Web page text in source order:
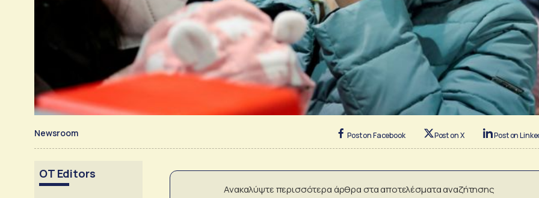
Newsroom Post on Facebook Post on X Post on
OT Editors
Ανακαλύψτε περισσότερα άρθρα στα αποτελέσματα αναζήτησης